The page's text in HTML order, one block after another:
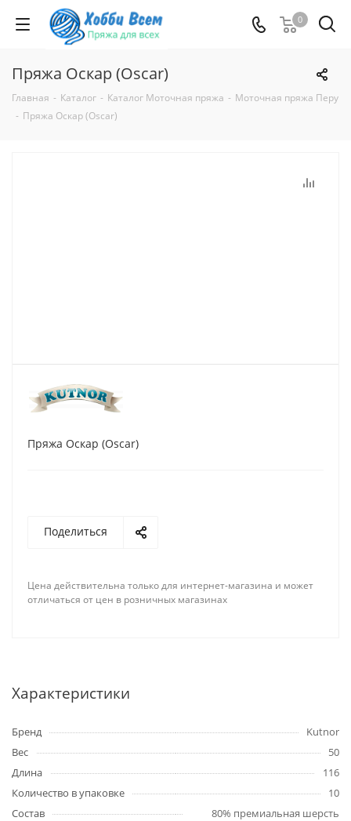
0
Пряжа Оскар (Oscar)
Главная - Каталог - Каталог Моточная пряжа - Моточная пряжа Перу
- Пряжа Оскар (Oscar)
Пряжа Оскар (Oscar)
Поделиться
Цена действительна только для интернет-магазина и может
отличаться от цен в розничных магазинах
Характеристики
Бренд
Kutnor
Вес
50
Длина
116
Количество в упаковке
10
Состав
80% премиальная шерсть